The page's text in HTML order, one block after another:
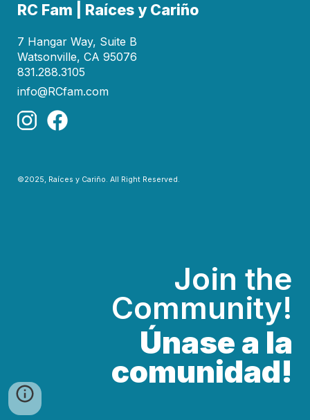
RC Fam | Raíces y Cariño
7 Hangar Way, Suite B
Watsonville, CA 95076
831.288.3105
info@RCfam.com
©2025, Raíces y Cariño. All Right Reserved.
Join the
Community!
Únase a la
comunidad!